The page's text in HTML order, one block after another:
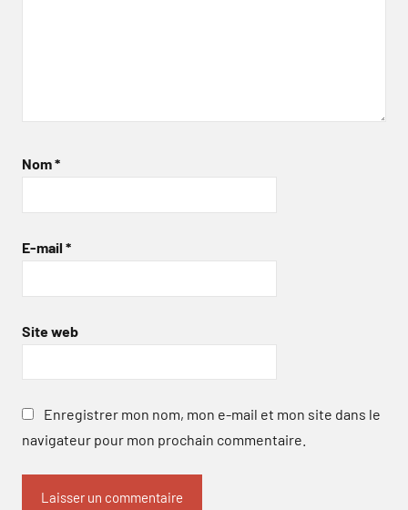
Nom*
E-mail *
Site web
Enregistrer mon nom, mon e-mail et mon site dans le
navigateur pour mon prochain commentaire.